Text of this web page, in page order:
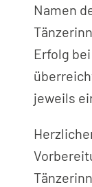
Namen
Erfolg
jeweils